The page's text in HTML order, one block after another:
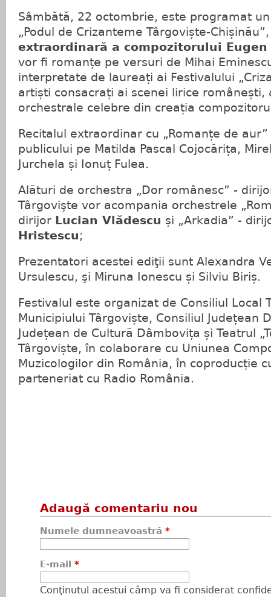
Sâmbătă, 22 octombrie, este programat
„Podul de Crizanteme Târgoviște-
extraordinară a compozitorului Eugen
vor fi romanțe pe versuri de Mihai
interpretate de laureați ai Festivalului
artiști consacrați ai scenei lirice românești,
orchestrale celebre din creația
Recitalul extraordinar cu „Romanțe de
publicului pe Matilda Pascal Cojocărița,
Jurchela și Ionuț Fulea.
Alături de orchestra „Dor românesc” -
Târgovişte vor acompania orchestrele
dirijor Lucian Vlădescu și „Arkadia” -
Hristescu;
Prezentatori acestei ediţii sunt Alexandra
Ursulescu, şi Miruna Ionescu și Silviu Biriș.
Festivalul este organizat de Consiliul Local
Municipiului Târgoviște, Consiliul Județean
Județean de Cultură Dâmbovița și Teatrul
Târgoviște, în colaborare cu Uniunea
Muzicologilor din România, în coproducție
parteneriat cu Radio România.
Adaugă comentariu nou
Numele dumneavoastră *
E-mail *
Conţinutul acestui câmp va fi considerat